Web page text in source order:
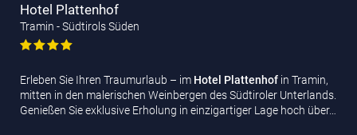
Hotel Plattenhof
Tramin - Südtirols Süden
Erleben Sie Ihren Traumurlaub – im Hotel Plattenhof in Tramin,
mitten in den malerischen Weinbergen des Südtiroler Unterlands.
Genießen Sie exklusive Erholung in einzigartiger Lage hoch über…